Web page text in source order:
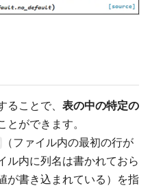
ことで、 表の中の特定の
とができます。
（ファイル内の最初の行が
ル内に列名は書かれておら
が書き込まれている）を指